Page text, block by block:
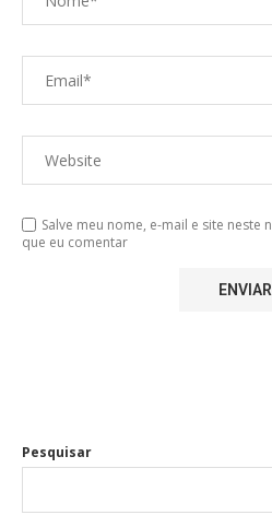
Salve meu nome, e-mail e site
que eu comentar
Pesquisar